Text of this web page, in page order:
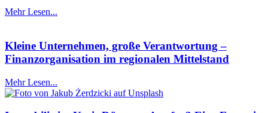
Mehr Lesen...
Kleine Unternehmen, große Verantwortung –
Finanzorganisation im regionalen Mittelstand
Mehr Lesen...